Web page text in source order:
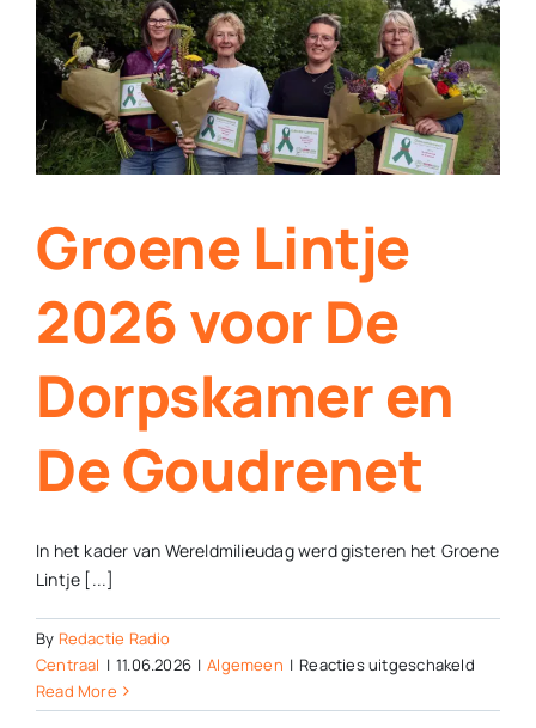
Contact
Plaats je eigen nieuws
Groene Lintje
2026 voor De
Dorpskamer en
De Goudrenet
In het kader van Wereldmilieudag werd gisteren het Groene
Lintje [...]
By Redactie Radio
Centraal | 11.06.2026 | Algemeen | Reacties uitgeschakeldvoor
Lintje
Read More